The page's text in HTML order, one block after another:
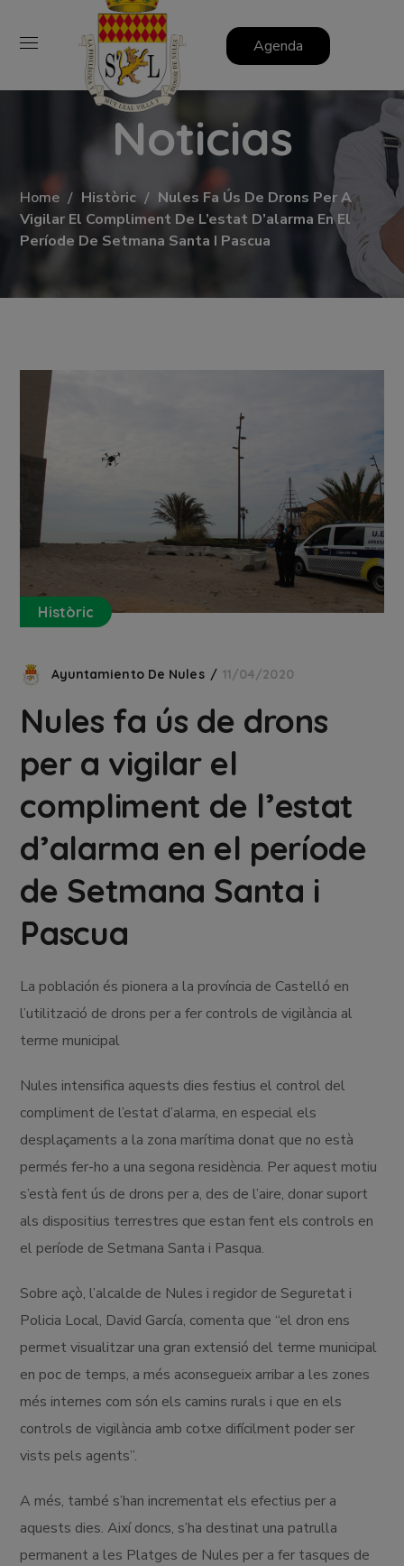
Agenda
Noticias
Home Històric
Nules Fa Ús De Drons Per A
Vigilar El Compliment De L’estat D’alarma En El
Període De Setmana Santa I Pascua
Històric
Ayuntamiento De Nules 11/04/2020
Nules fa ús de drons
per a vigilar el
compliment de l’estat
d’alarma en el període
de Setmana Santa i
Pascua
La población és pionera a la província de Castelló en
l’utilització de drons per a fer controls de vigilància al
terme municipal
Nules intensifica aquests dies festius el control del
compliment de l’estat d’alarma, en especial els
desplaçaments a la zona marítima donat que no està
permés fer-ho a una segona residència. Per aquest motiu
s’està fent ús de drons per a, des de l’aire, donar suport
als dispositius terrestres que estan fent els controls en
el període de Setmana Santa i Pasqua.
Sobre açò, l’alcalde de Nules i regidor de Seguretat i
Policia Local, David García, comenta que “el dron ens
permet visualitzar una gran extensió del terme municipal
en poc de temps, a més aconsegueix arribar a les zones
més internes com són els camins rurals i que en els
controls de vigilància amb cotxe difícilment poder ser
vists pels agents”.
A més, també s’han incrementat els efectius per a
aquests dies. Així doncs, s’ha destinat una patrulla
permanent a les Platges de Nules per a fer tasques de